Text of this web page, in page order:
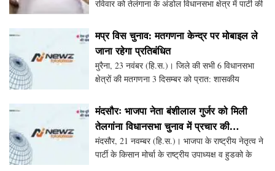
रविवार को तेलंगाना के अंडोल विधानसभा क्षेत्र में पार्टी की
(बीआरएस) सरकार पर जमकर हमला बोला। उन्हो
मप्र विस चुनाव: मतगणना केन्द्र पर मोबाइल ले
जाना रहेगा प्रतिबंधित
मुरैना, 23 नवंबर (हि.स.)। जिले की सभी 6 विधानसभा
क्षेत्रों की मतगणना 3 दिसम्बर को प्रात: शासकीय
कड़े सुरक्षा प्रबंध किये जा रहे हैं। जिलाधीश एवं
मंदसौरः भाजपा नेता बंशीलाल गुर्जर को मिली
तेलगांना विधानसभा चुनाव में प्रचार की
जिम्मेदारी
मंदसौर, 21 नवम्बर (हि.स.)। भाजपा के राष्ट्रीय नेतृत्व ने
पार्टी के किसान मोर्चा के राष्ट्रीय उपाध्यक्ष व हुडको के